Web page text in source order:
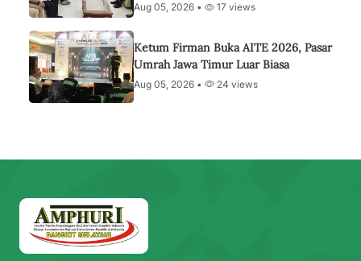
Aug 05, 2026 • 17 views
Ketum Firman Buka AITE 2026, Pasar
Umrah Jawa Timur Luar Biasa
Aug 05, 2026 • 24 views